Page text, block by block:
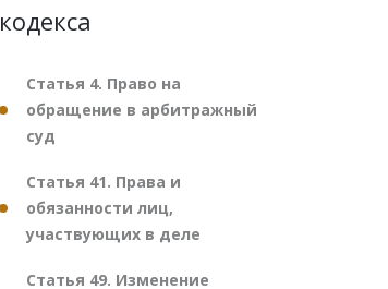
кодекса
Статья 4. Право на
обращение в арбитражный
суд
Статья 41. Права и
обязанности лиц,
участвующих в деле
Статья 49. Изменение